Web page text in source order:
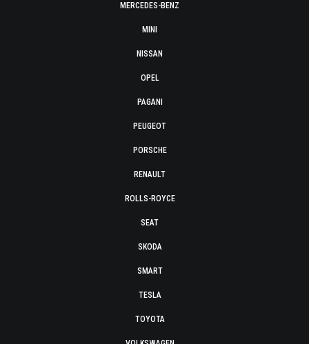
MERCEDES-BENZ
MINI
NISSAN
OPEL
PAGANI
PEUGEOT
PORSCHE
RENAULT
ROLLS-ROYCE
SEAT
SKODA
SMART
TESLA
TOYOTA